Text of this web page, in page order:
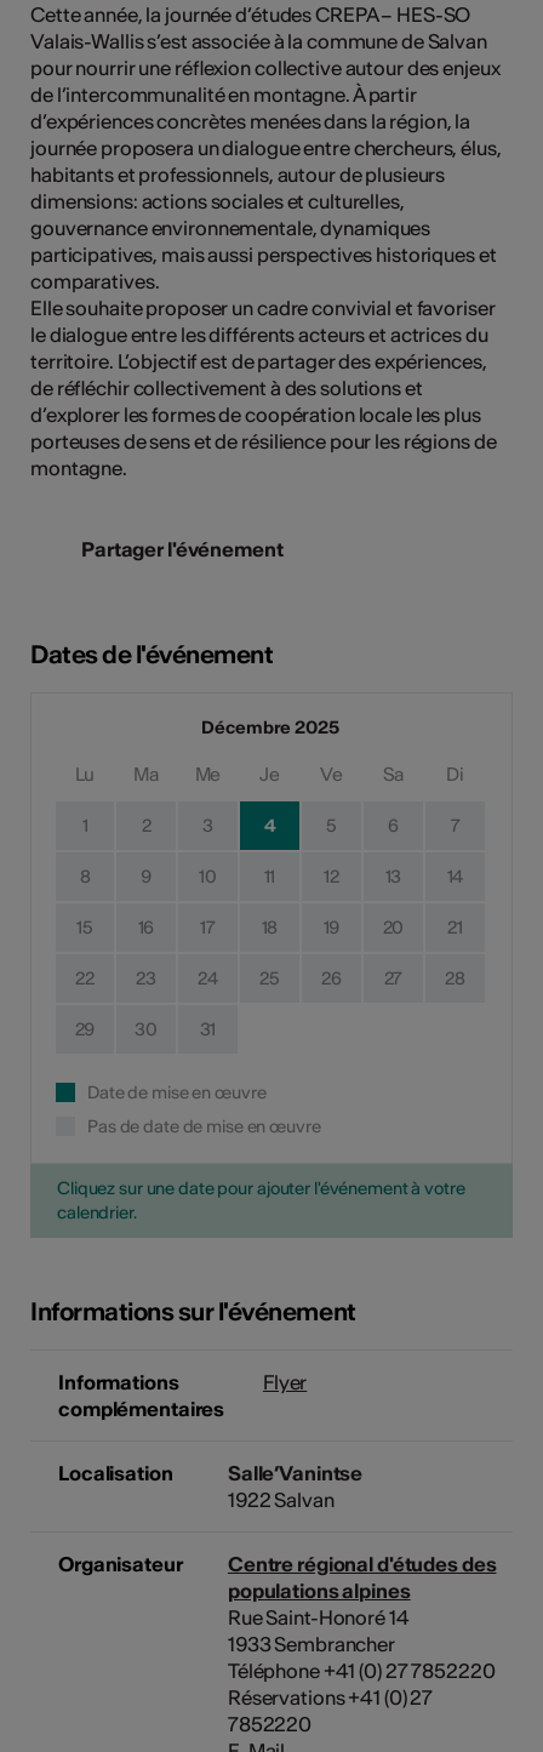
Cette année, la journée d’études CREPA – HES-SO
Valais-Wallis s’est associée à la commune de Salvan
pour nourrir une réflexion collective autour des enjeux
de l’intercommunalité en montagne. À partir
d’expériences concrètes menées dans la région, la
journée proposera un dialogue entre chercheurs, élus,
habitants et professionnels, autour de plusieurs
dimensions: actions sociales et culturelles,
gouvernance environnementale, dynamiques
participatives, mais aussi perspectives historiques et
comparatives.
Elle souhaite proposer un cadre convivial et favoriser
le dialogue entre les différents acteurs et actrices du
territoire. L’objectif est de partager des expériences,
de réfléchir collectivement à des solutions et
d’explorer les formes de coopération locale les plus
porteuses de sens et de résilience pour les régions de
montagne.
Partager l'événement
Dates de l'événement
Décembre 2025
Lu Ma Me Je Ve Sa Di
1 2 3 4 5 6 7
8 9 10 11 12 13 14
15 16 17 18 19 20 21
22 23 24 25 26 27 28
29 30 31
Date de mise en œuvre
Pas de date de mise en œuvre
Cliquez sur une date pour ajouter l'événement à votre
calendrier.
Informations sur l'événement
Informations
complémentaires
Flyer
Localisation
Salle’Vanintse
1922 Salvan
Organisateur
Centre régional d'études des
populations alpines
Rue Saint-Honoré 14
1933 Sembrancher
Téléphone +41 (0) 27 7852220
Réservations +41 (0) 27
7852220